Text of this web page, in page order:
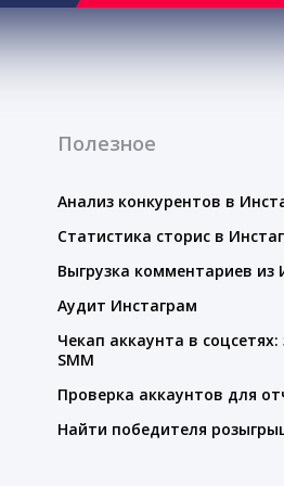
Полезное
Анализ конкурентов в
Статистика сторис в
Выгрузка комментариев из
Аудит Инстаграм
Чекап аккаунта в
SMM
Проверка аккаунтов для
Найти победителя